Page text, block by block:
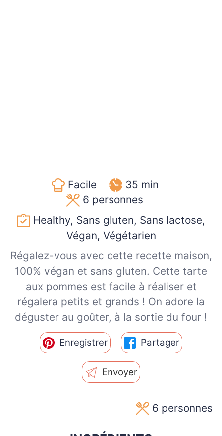
Facile
35 min
6 personnes
Healthy, Sans gluten, Sans lactose,
Végan, Végétarien
Régalez-vous avec cette recette maison,
100% végan et sans gluten. Cette tarte
aux pommes est facile à réaliser et
régalera petits et grands ! On adore la
déguster au goûter, à la sortie du four !
Enregistrer Partager
Envoyer
6 personnes